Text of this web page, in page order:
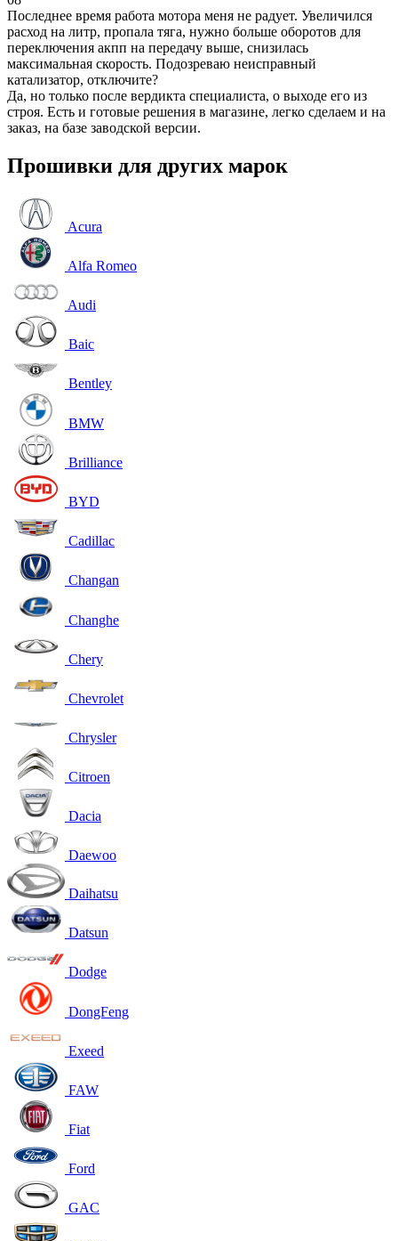
Последнее время работа мотора меня не радует. Увеличился
расход на литр, пропала тяга, нужно больше оборотов для
переключения акпп на передачу выше, снизилась
максимальная скорость. Подозреваю неисправный
катализатор, отключите?
Да, но только после вердикта специалиста, о выходе его из
строя. Есть и готовые решения в магазине, легко сделаем и на
заказ, на базе заводской версии.
Прошивки для других марок
Acura
Alfa Romeo
Audi
Baic
Bentley
BMW
Brilliance
BYD
Cadillac
Changan
Changhe
Chery
Chevrolet
Chrysler
Citroen
Dacia
Daewoo
Daihatsu
Datsun
Dodge
DongFeng
Exeed
FAW
Fiat
Ford
GAC